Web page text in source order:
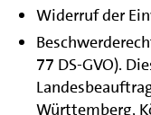
Widerruf der
77 DS-GVO).
Württemberg,